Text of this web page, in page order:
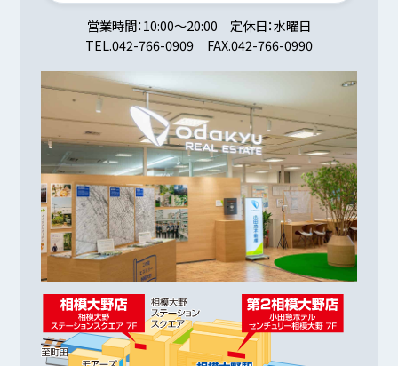
営業時間 10:00～20:00 定休日 水曜日
TEL.042-766-0909 FAX.042-766-0990